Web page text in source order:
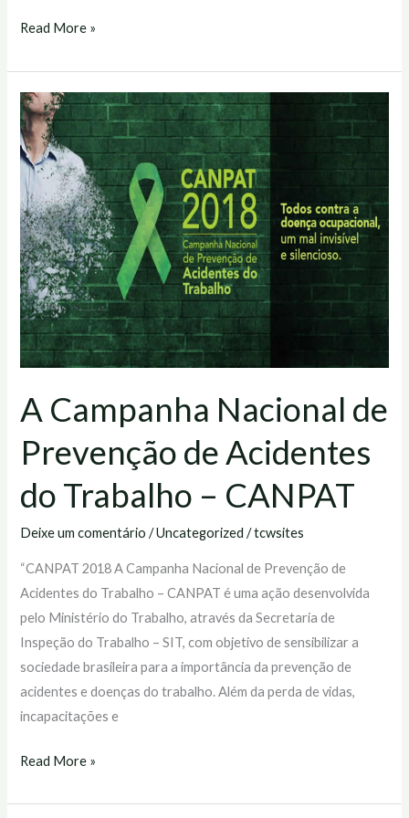
Read More »
A Campanha Nacional de
Prevenção de Acidentes
do Trabalho – CANPAT
Deixe um comentário /Uncategorized /tcwsites
“CANPAT 2018 A Campanha Nacional de Prevenção de
Acidentes do Trabalho – CANPAT é uma ação desenvolvida
pelo Ministério do Trabalho, através da Secretaria de
Inspeção do Trabalho – SIT, com objetivo de sensibilizar a
sociedade brasileira para a importância da prevenção de
acidentes e doenças do trabalho. Além da perda de vidas,
incapacitações e
A
Campanha
Nacional
de
Prevenção
de
Acidentes
do
Trabalho
–
CANPAT
Read More »